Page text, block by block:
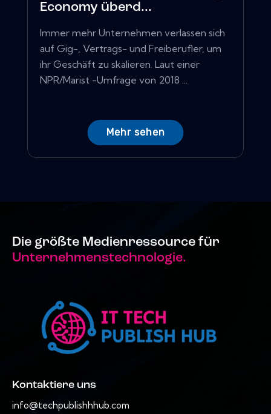
Economy überd...
Immer mehr Unternehmen verlassen sich
auf Gig-, Vertrags- und Freiberufler, um
ihr Geschäft zu skalieren. Laut einer
NPR/Marist -Umfrage von 2018 ...
Mehr sehen
Die größte Medienressource für
Unternehmenstechnologie.
Kontaktiere uns
info@techpublishhhub.com